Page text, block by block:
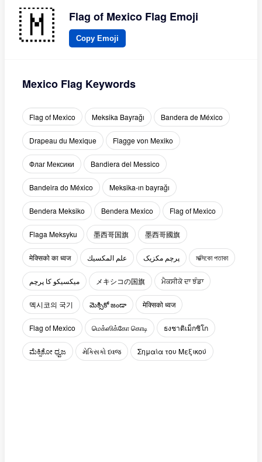
Flag of Mexico Flag Emoji
Copy Emoji
Mexico Flag Keywords
Flag of Mexico Meksika Bayrağı Bandera de México
Drapeau du Mexique Flagge von Mexiko
Флаг Мексики Bandiera del Messico
Bandeira do México Meksika-ın bayrağı
Bendera Meksiko Bendera Mexico Flag of Mexico
Flaga Meksyku 墨西哥国旗 墨西哥國旗
मेक्सिको का ध्वज علم المكسيك پرچم مکزیک মক্সিকো পতাকা
میکسیکو کا پرچم メキシコの国旗 ਮੈਕਸੀਕੋ ਦਾ ਝੰਡਾ
멕시코의 국기 మెక్సికో జండా मेक्सिको ध्वज
Flag of Mexico மெக்ஸிக்கோ கொடி ธงชาติเม็กซิโก
ಮೆಕ್ಸಿಕೋ ಧ್ವಜ મેક્સિકો ધ્વજ Σημαία του Μεξικού